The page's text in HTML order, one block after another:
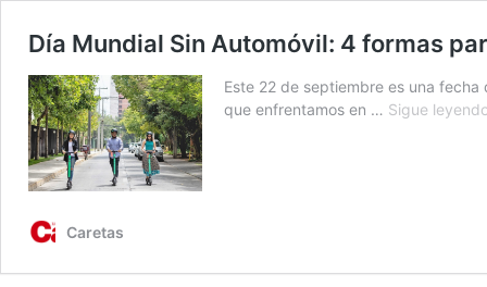
Día Mundial Sin Automóvil: 4 formas
Este 22 de septiembre es una
que enfrentamos en … Sigue
Caretas